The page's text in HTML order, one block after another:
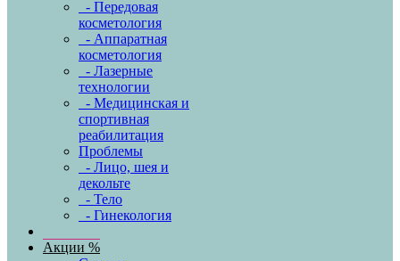
- Передовая
косметология
- Аппаратная
косметология
- Лазерные
технологии
- Медицинская и
спортивная
реабилитация
Проблемы
- Лицо, шея и
декольте
- Тело
- Гинекология
Акции %